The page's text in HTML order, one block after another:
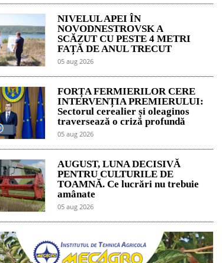
NIVELUL APEI ÎN
NOVODNESTROVSK A
SCĂZUT CU PESTE 4 METRI
FAȚĂ DE ANUL TRECUT
05 aug 2026
FORȚA FERMIERILOR CERE
INTERVENȚIA PREMIERULUI:
Sectorul cerealier și oleaginos
traversează o criză profundă
05 aug 2026
AUGUST, LUNA DECISIVĂ
PENTRU CULTURILE DE
TOAMNĂ. Ce lucrări nu trebuie
amânate
05 aug 2026